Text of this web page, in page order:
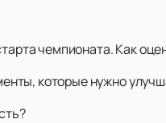
чемпионата. Как
которые нужно